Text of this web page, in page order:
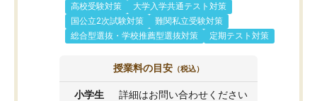
高校受験対策
大学入学共通テスト対策
国公立2次試験対策
難関私立受験対策
総合型選抜・学校推薦型選抜対策
定期テスト対策
授業料の目安 （税込）
小学生 詳細はお問い合わせください